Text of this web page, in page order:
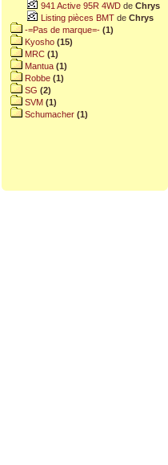
941 Active 95R 4WD de Chrys
Listing pièces BMT de Chrys
-=Pas de marque=- (1)
Kyosho (15)
MRC (1)
Mantua (1)
Robbe (1)
SG (2)
SVM (1)
Schumacher (1)